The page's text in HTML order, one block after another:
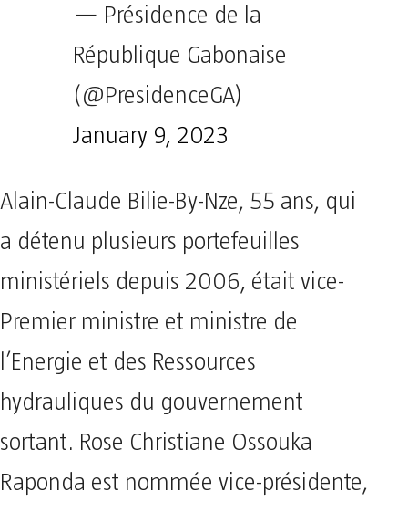
— Présidence de la
République Gabonaise
(@PresidenceGA)
January 9, 2023
Alain-Claude Bilie-By-Nze, 55 ans, qui
a détenu plusieurs portefeuilles
ministériels depuis 2006, était vice-
Premier ministre et ministre de
l’Energie et des Ressources
hydrauliques du gouvernement
sortant. Rose Christiane Ossouka
Raponda est nommée vice-présidente,